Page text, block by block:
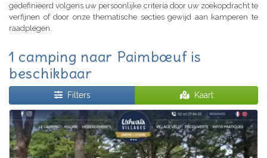
gedefinieerd volgens uw persoonlijke criteria door uw zoekopdracht te
verfijnen of door onze thematische secties gewijd aan kamperen te
raadplegen.
1 camping naar Paimbœuf is
beschikbaar
Filters Kaart